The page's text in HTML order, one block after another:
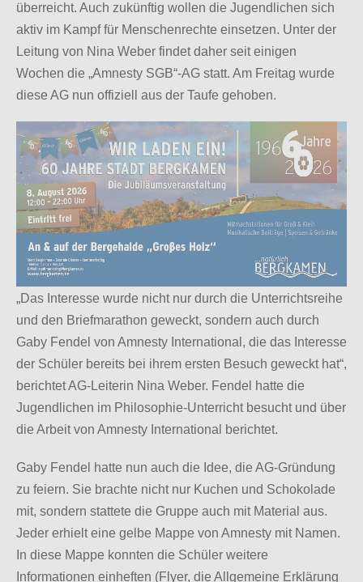
überreicht. Auch zukünftig wollen die Jugendlichen sich
aktiv im Kampf für Menschenrechte einsetzen. Unter der
Leitung von Nina Weber findet daher seit einigen
Wochen die „Amnesty SGB“-AG statt. Am Freitag wurde
diese AG nun offiziell aus der Taufe gehoben.
„Das Interesse wurde nicht nur durch die Unterrichtsreihe
und den Briefmarathon geweckt, sondern auch durch
Gaby Fendel von Amnesty International, die das Interesse
der Schüler bereits bei ihrem ersten Besuch geweckt hat“,
berichtet AG-Leiterin Nina Weber. Fendel hatte die
Jugendlichen im Philosophie-Unterricht besucht und über
die Arbeit von Amnesty International berichtet.
Gaby Fendel hatte nun auch die Idee, die AG-Gründung
zu feiern. Sie brachte nicht nur Kuchen und Schokolade
mit, sondern stattete die Gruppe auch mit Material aus.
Jeder erhielt eine gelbe Mappe von Amnesty mit Namen.
In diese Mappe konnten die Schüler weitere
Informationen einheften (Flyer, die Allgemeine Erklärung